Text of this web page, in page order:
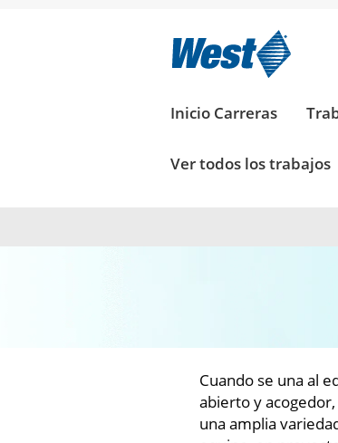
Inicio Carreras
Ver todos los trabajos
LABORATORIO_MXCIENTÍFICO Y
LABORATORIO
Cuando se una al
abierto y
una amplia